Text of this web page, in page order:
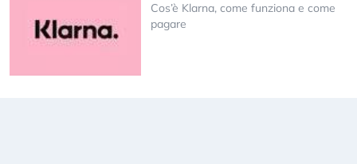
Cos’è Klarna, come funziona e come
pagare